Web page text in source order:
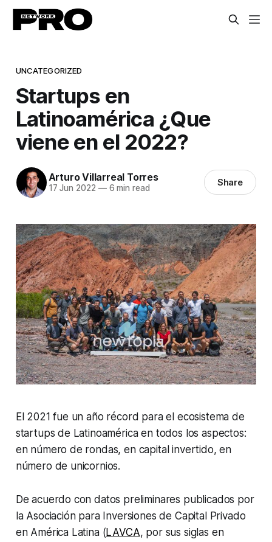
UNCATEGORIZED
Startups en
Latinoamérica ¿Que
viene en el 2022?
Arturo Villarreal Torres
17 Jun 2022 —6 min read Share
El 2021 fue un año récord para el ecosistema de
startups de Latinoamérica en todos los aspectos:
en número de rondas, en capital invertido, en
número de unicornios.
De acuerdo con datos preliminares publicados por
la Asociación para Inversiones de Capital Privado
en América Latina (LAVCA, por sus siglas en